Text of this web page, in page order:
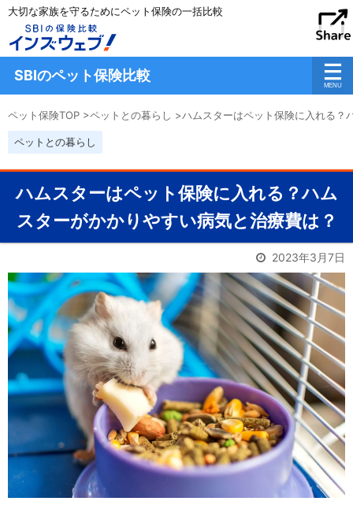
大切な家族を守るためにペット保険の一括比較
SBIのペット保険比較
ペット保険TOP >ペットとの暮らし >ハムスターはペット保険に入れる？
ペットとの暮らし
ハムスターはペット保険に入れる？ハム
スターがかかりやすい病気と治療費は？
2023年3月7日